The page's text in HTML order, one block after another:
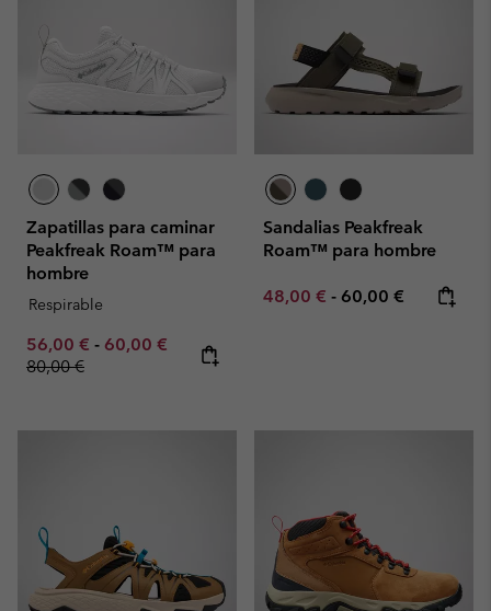
Zapatillas para caminar
Peakfreak Roam™ para
hombre
Respirable
Minimum sale price:
56,00 € - Maximum sale price:
60,00 € Regular price:
80,00 €
Sandalias Peakfreak
Roam™ para hombre
Minimum sale price:
48,00 € - Maximum price:
60,00 €